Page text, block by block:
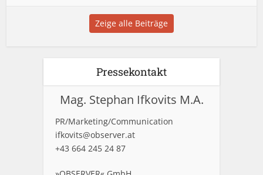
Zeige alle Beiträge
Pressekontakt
Mag. Stephan Ifkovits M.A.
PR/Marketing/Communication
ifkovits@observer.at
+43 664 245 24 87